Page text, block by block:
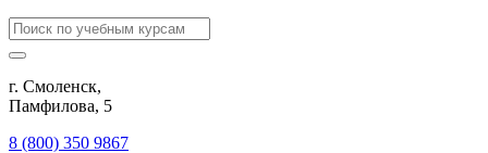
г. Смоленск,
​Памфилова, 5
8 (800) 350 9867